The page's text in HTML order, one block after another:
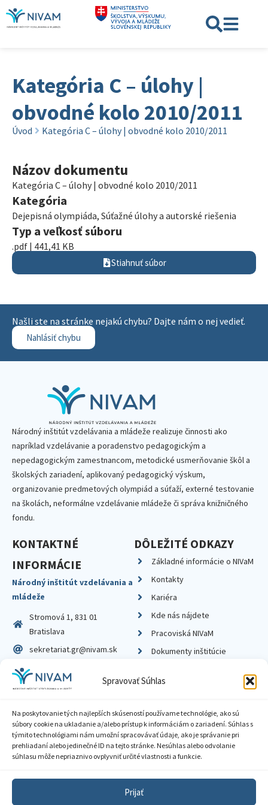
Spravovať Súhlas
Na poskytovanie tých najlepších skúseností používame technológie, ako sú
súbory cookie na ukladanie a/alebo prístup k informáciám o zariadení. Súhlas s
týmito technológiami nám umožní spracovávať údaje, ako je správanie pri
prehliadaní alebo jedinečné ID na tejto stránke. Nesúhlas alebo odvolanie
súhlasu môže nepriaznivo ovplyvniť určité vlastnosti a funkcie.
Prijať
Kategória C – úlohy |
obvodné kolo 2010/2011
Úvod Kategória C – úlohy | obvodné kolo 2010/2011
Názov dokumentu
Kategória C – úlohy | obvodné kolo 2010/2011
Kategória
Dejepisná olympiáda, Súťažné úlohy a autorské riešenia
Typ a veľkosť súboru
.pdf | 441,41 KB
Stiahnuť súbor
Našli ste na stránke nejakú chybu? Dajte nám o nej vedieť.
Nahlásiť chybu
Národný inštitút vzdelávania a mládeže realizuje činnosti ako
napríklad vzdelávanie a poradenstvo pedagogickým a
nepedagogickým zamestnancom, metodické usmerňovanie škôl a
školských zariadení, aplikovaný pedagogický výskum,
organizovanie predmetových olympiád a súťaží, externé testovanie
na školách, neformálne vzdelávanie mládeže či správa knižničného
fondu.
KONTAKTNÉ
INFORMÁCIE
Národný inštitút vzdelávania a
mládeže
Stromová 1, 831 01
Bratislava
sekretariat.gr@nivam.sk
IČO: 00164348
DIČ: 2020798714
DÔLEŽITÉ ODKAZY
Základné informácie o NIVaM
Kontakty
Kariéra
Kde nás nájdete
Pracoviská NIVaM
Dokumenty inštitúcie
Zásady ochrany súkromia
Sprístupnenie informácií